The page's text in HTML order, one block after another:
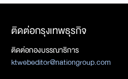
ติดต่อกรุงเทพธุรกิจ
ติดต่อกองบรรณาธิการ
ktwebeditor@nationgroup.com